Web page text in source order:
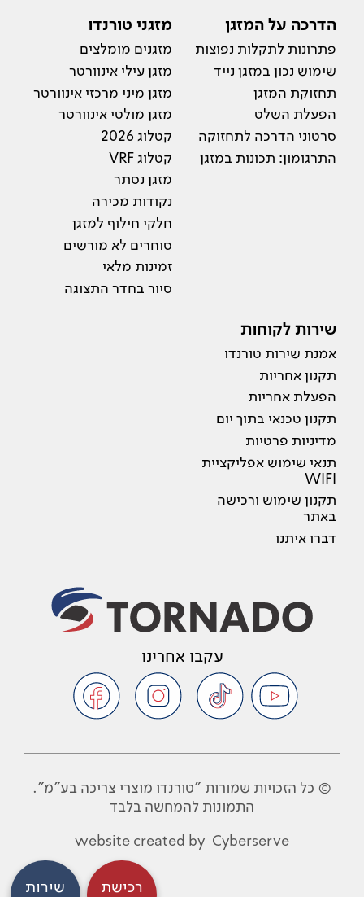
הדרכה על המזגן
פתרונות לתקלות נפוצות
שימוש נכון במזגן נייד
תחזוקת המזגן
הפעלת השלט
סרטוני הדרכה לתחזוקה
התרגומון: תכונות במזגן
מזגני טורנדו
מזגנים מומלצים
מזגן עילי אינוורטר
מזגן מיני מרכזי אינוורטר
מזגן מולטי אינוורטר
קטלוג 2026
קטלוג VRF
מזגן נסתר
נקודות מכירה
חלקי חילוף למזגן
סוחרים לא מורשים
זמינות מלאי
סיור בחדר התצוגה
שירות לקוחות
אמנת שירות טורנדו
תקנון אחריות
הפעלת אחריות
תקנון טכנאי בתוך יום
מדיניות פרטיות
תנאי שימוש אפליקציית
WIFI
תקנון שימוש ורכישה
באתר
דברו איתנו
עקבו אחרינו
© כל הזכויות שמורות "טורנדו מוצרי צריכה בע"מ".
התמונות להמחשה בלבד
website created by Cyberserve
רכישת
שירות